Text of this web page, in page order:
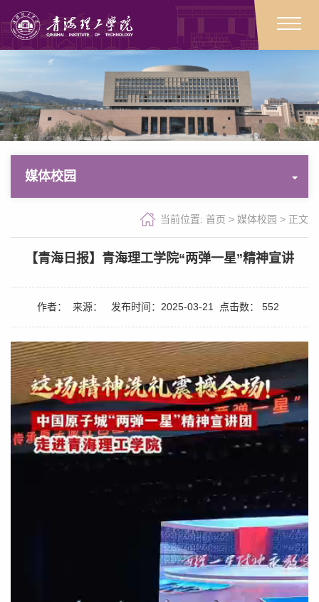
媒体校园
当前位置: 首页 > 媒体校园 > 正文
【青海日报】青海理工学院“两弹一星”精神宣讲
作者： 来源： 发布时间：2025-03-21 点击数： 552